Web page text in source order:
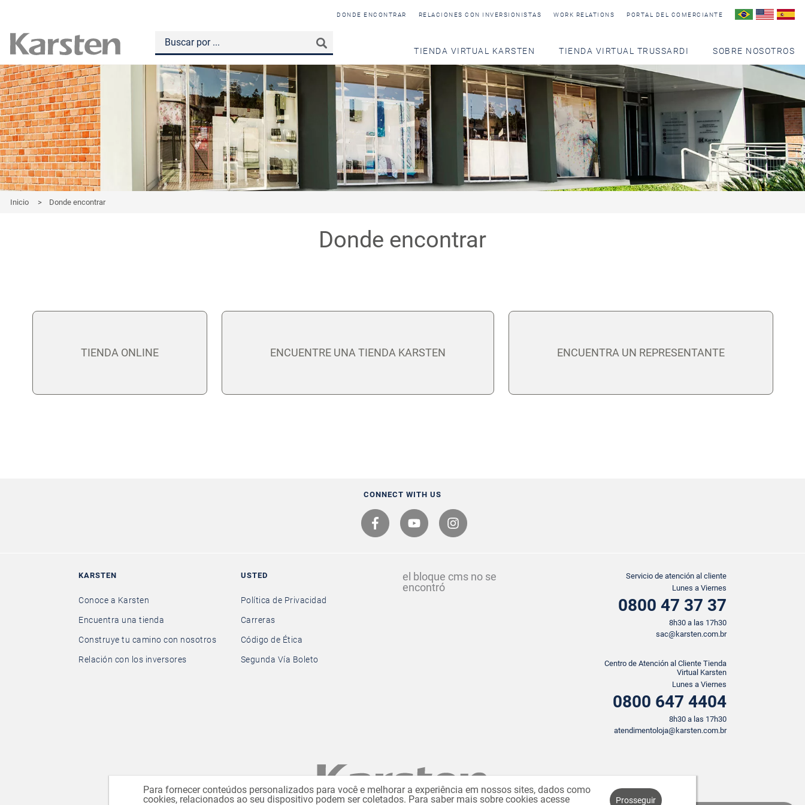
DONDE ENCONTRAR RELACIONES CON INVERSIONISTAS WORK RELATIONS PORTAL DEL COMERCIANTE
TIENDA VIRTUAL KARSTEN TIENDA VIRTUAL TRUSSARDI SOBRE NOSOTROS
Inicio > Donde encontrar
Donde encontrar
TIENDA ONLINE ENCUENTRE UNA TIENDA KARSTEN ENCUENTRA UN REPRESENTANTE
CONNECT WITH US
KARSTEN
Conoce a Karsten
Encuentra una tienda
Construye tu camino con nosotros
Relación con los inversores
USTED
Política de Privacidad
Carreras
Código de Ética
Segunda Vía Boleto
el bloque cms no se
encontró
Servicio de atención al cliente
Lunes a Viernes
0800 47 37 37
8h30 a las 17h30
sac@karsten.com.br
Centro de Atención al Cliente Tienda
Virtual Karsten
Lunes a Viernes
0800 647 4404
8h30 a las 17h30
atendimentoloja@karsten.com.br
Para fornecer conteúdos personalizados para você e melhorar a experiência em nossos sites, dados como
cookies, relacionados ao seu dispositivo podem ser coletados. Para saber mais sobre cookies acesse
Prosseguir